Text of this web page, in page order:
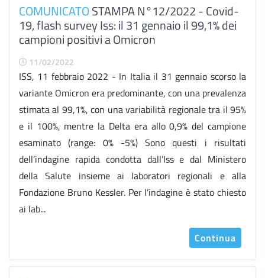
COMUNICATOSTAMPA N°12/2022 - Covid-
19, flash survey Iss: il 31 gennaio il 99,1% dei
campioni positivi a Omicron
11/02/2022
ISS, 11 febbraio 2022 - In Italia il 31 gennaio scorso la
variante Omicron era predominante, con una prevalenza
stimata al 99,1%, con una variabilità regionale tra il 95%
e il 100%, mentre la Delta era allo 0,9% del campione
esaminato (range: 0% -5%) Sono questi i risultati
dell’indagine rapida condotta dall’Iss e dal Ministero
della Salute insieme ai laboratori regionali e alla
Fondazione Bruno Kessler. Per l’indagine è stato chiesto
ai lab...
Continua